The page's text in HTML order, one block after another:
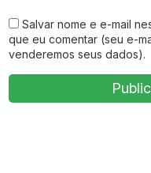
Salvar nome e e-mail
que eu comentar (seu e-
venderemos seus dados).